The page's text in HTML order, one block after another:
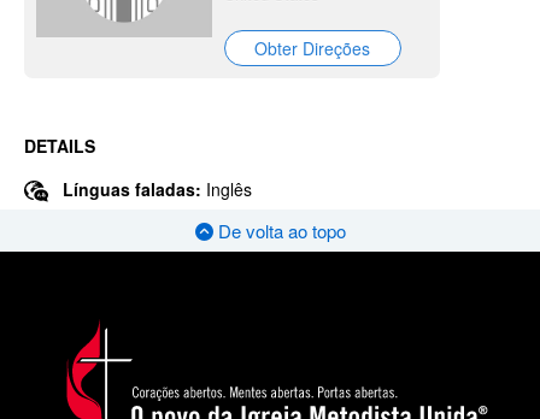
Obter Direções
DETAILS
Línguas faladas: Inglês
De volta ao topo